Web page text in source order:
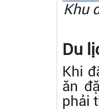
Khu
Du
Khi
ăn
phải